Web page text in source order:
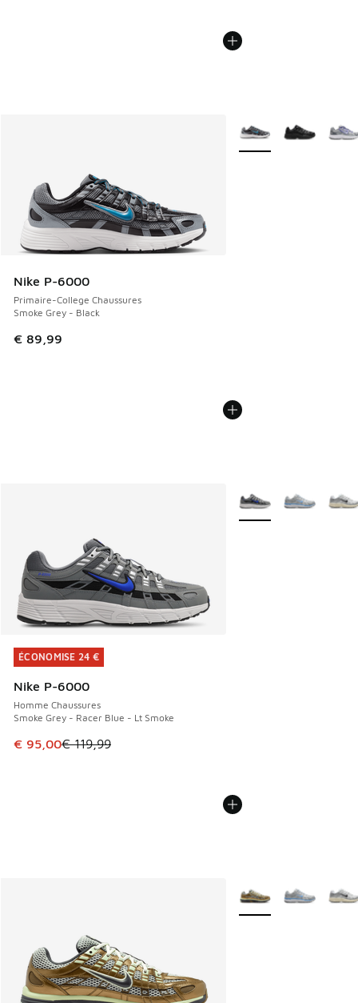
Nike P-6000
Primaire-College Chaussures
Smoke Grey - Black
€ 89,99
Plus de couleurs
ÉCONOMISE 24 €
Nike P-6000
Homme Chaussures
Smoke Grey - Racer Blue - Lt Smoke
Cet article est en promotion. Prix en baisse de € 119,99 à
€ 95,00€ 119,99
ÉCONOMISE 24 €
Plus de couleurs
Plus de couleurs